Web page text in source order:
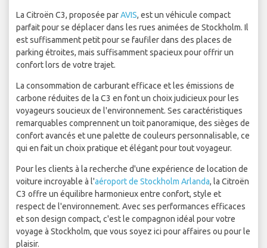
La Citroën C3, proposée parAVIS, est un véhicule compact
parfait pour se déplacer dans les rues animées de Stockholm. Il
est suffisamment petit pour se faufiler dans des places de
parking étroites, mais suffisamment spacieux pour offrir un
confort lors de votre trajet.
La consommation de carburant efficace et les émissions de
carbone réduites de la C3 en font un choix judicieux pour les
voyageurs soucieux de l'environnement. Ses caractéristiques
remarquables comprennent un toit panoramique, des sièges de
confort avancés et une palette de couleurs personnalisable, ce
qui en fait un choix pratique et élégant pour tout voyageur.
Pour les clients à la recherche d'une expérience de location de
voiture incroyable à l'aéroport de Stockholm Arlanda, la Citroën
C3 offre un équilibre harmonieux entre confort, style et
respect de l'environnement. Avec ses performances efficaces
et son design compact, c'est le compagnon idéal pour votre
voyage à Stockholm, que vous soyez ici pour affaires ou pour le
plaisir.